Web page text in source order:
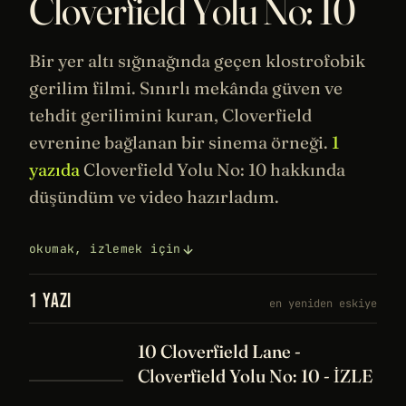
Cloverfield Yolu No: 10
Bir yer altı sığınağında geçen klostrofobik
gerilim filmi. Sınırlı mekânda güven ve
tehdit gerilimini kuran, Cloverfield
evrenine bağlanan bir sinemaörneği. 1
yazıda Cloverfield Yolu No: 10 hakkında
düşündüm ve video hazırladım.
okumak, izlemek için
1 YAZI en yeniden eskiye
10 Cloverfield Lane -
Cloverfield Yolu No: 10 - İZLE